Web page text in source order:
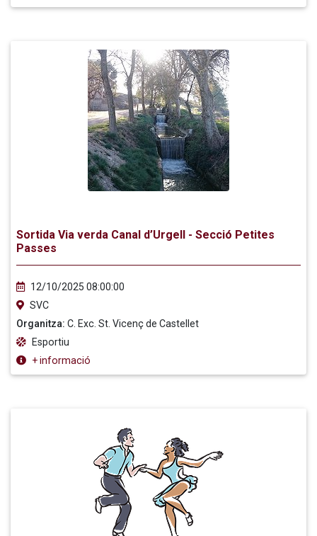
Sortida Via verda Canal d’Urgell - Secció Petites
Passes
12/10/2025 08:00:00
SVC
Organitza: C. Exc. St. Vicenç de Castellet
Esportiu
+ informació